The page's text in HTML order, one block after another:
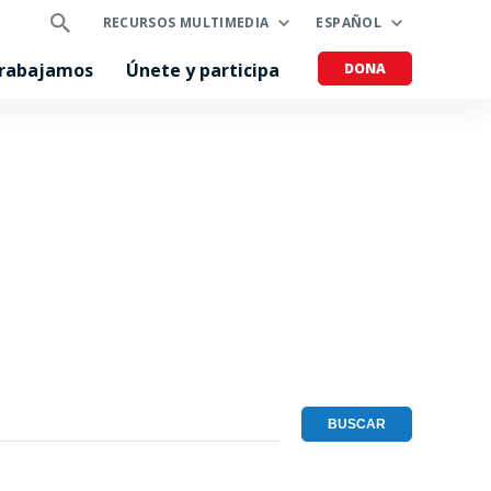
RECURSOS MULTIMEDIA ESPAÑOL
Únete y participa DONA